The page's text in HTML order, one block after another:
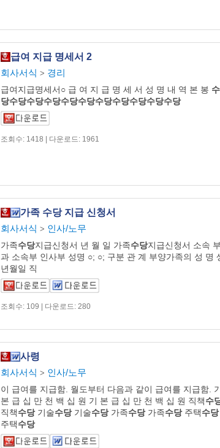
급여 지급 명세서 2
회사서식 > 경리
급여지급명세서○ 급 여 지 급 명 세 서 성 명 내 역 본 봉 수
당수당수당수당수당수당수당수당수당수당수당
조회수: 1418 | 다운로드: 1961
가족 수당 지급 신청서
회사서식 > 인사/노무
가족수당지급신청서 년 월 일 가족수당지급신청서 소속
과 소속부 인사부 성명 ○; ○; 구분 관 계 부양가족의 성 명
년월일 직
조회수: 109 | 다운로드: 280
사령
회사서식 > 인사/노무
이 급여를 지급함. 월도부터 다음과 같이 급여를 지급함.
본 급 십 만 천 백 십 원 기 본 급 십 만 천 백 십 원 직책수
직책수당기술수당기술수당가족수당가족수당주택수당
주택수당